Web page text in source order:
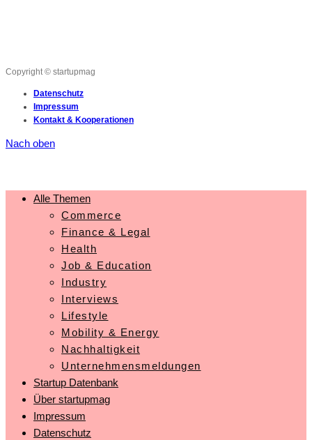
Copyright © startupmag
Datenschutz
Impressum
Kontakt & Kooperationen
Nach oben
Alle Themen
Commerce
Finance & Legal
Health
Job & Education
Industry
Interviews
Lifestyle
Mobility & Energy
Nachhaltigkeit
Unternehmensmeldungen
Startup Datenbank
Über startupmag
Impressum
Datenschutz